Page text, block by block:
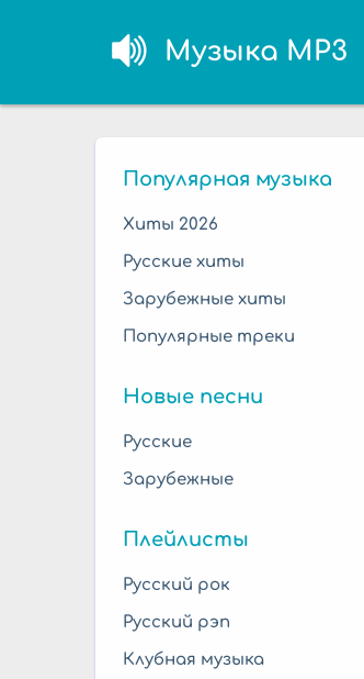
Музыка MP3
Популярная музыка
Хиты 2026
Русские хиты
Зарубежные хиты
Популярные треки
Новые песни
Русские
Зарубежные
Плейлисты
Русский рок
Русский рэп
Клубная музыка